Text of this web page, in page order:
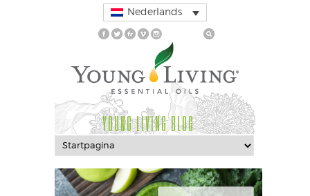
Nederlands
YOUNG LIVING BLOG